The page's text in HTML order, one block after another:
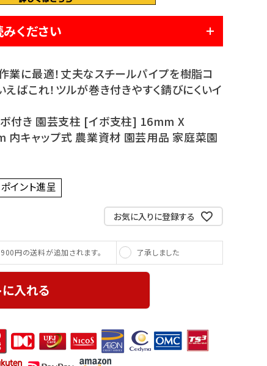
ください
に最適！丈夫なスチールパイプを樹脂コ
ばこれ！ツルが巻き付きやすく錆びにくいイ
付き 園芸支柱 [イボ支柱] 16mm X
内キャップ式 農業資材 園芸用品 家庭菜園
ポイント進呈 ]
お気に入りに登録する
円の送料が追加されます。 了承しました
に入れる